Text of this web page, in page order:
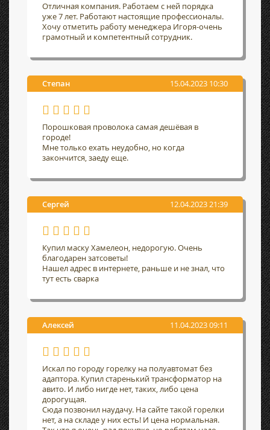
Отличная компания. Работаем с ней порядка
уже 7 лет. Работают настоящие профессионалы.
Хочу отметить работу менеджера Игоря-очень
грамотный и компетентный сотрудник.
Степан 15.04.2023 10:30
Порошковая проволока самая дешёвая в
городе!
Мне только ехать неудобно, но когда
закончится, заеду еще.
Сергей 12.04.2023 21:39
Купил маску Хамелеон, недорогую. Очень
благодарен затсоветы!
Нашел адрес в интернете, раньше и не знал, что
тут есть сварка
Алексей 11.04.2023 09:11
Искал по городу горелку на полуавтомат без
адаптора. Купил старенький трансформатор на
авито. И либо нигде нет, таких, либо цена
дорогущая.
Сюда позвонил наудачу. На сайте такой горелки
нет, а на складе у них есть! И цена нормальная.